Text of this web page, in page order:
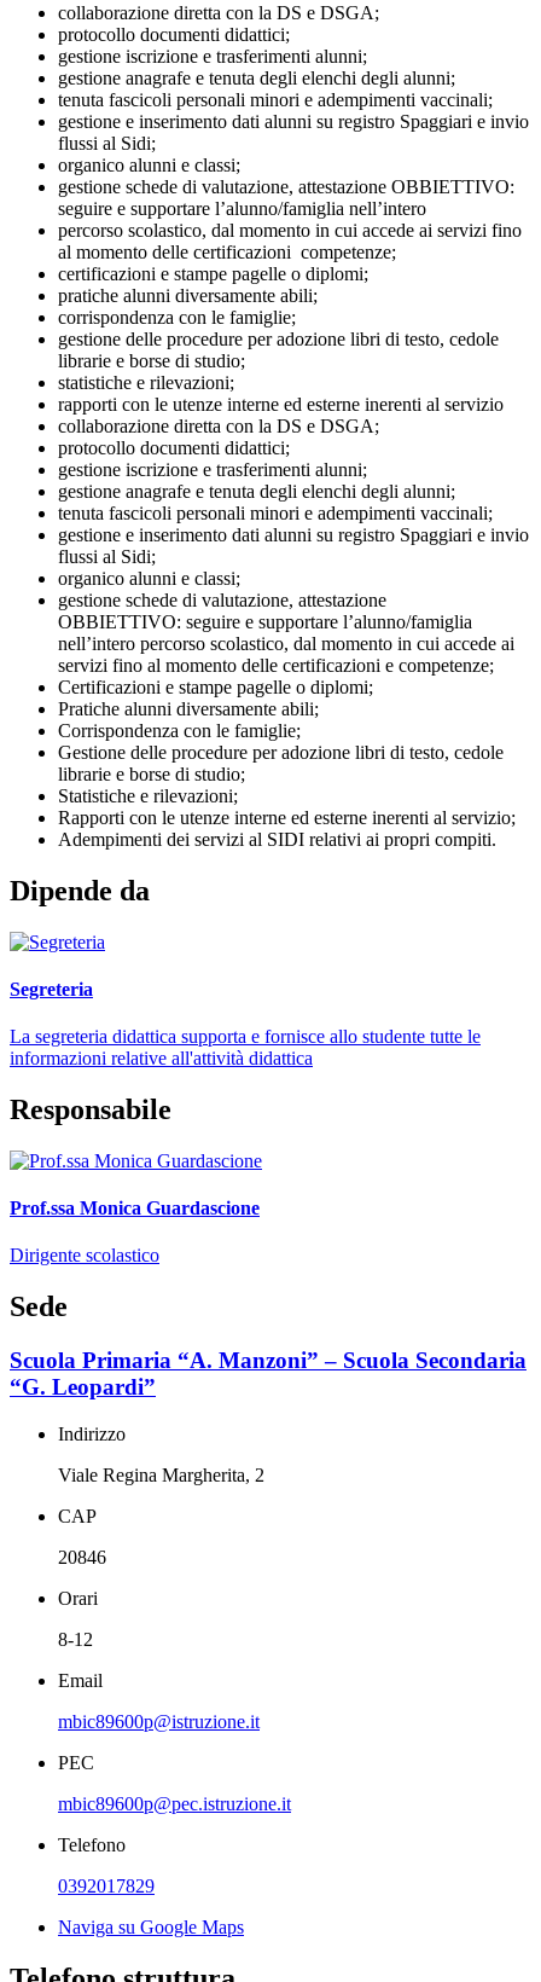
collaborazione diretta con la DS e DSGA;
protocollo documenti didattici;
gestione iscrizione e trasferimenti alunni;
gestione anagrafe e tenuta degli elenchi degli alunni;
tenuta fascicoli personali minori e adempimenti vaccinali;
gestione e inserimento dati alunni su registro Spaggiari e invio
flussi al Sidi;
organico alunni e classi;
gestione schede di valutazione, attestazione OBBIETTIVO:
seguire e supportare l’alunno/famiglia nell’intero
percorso scolastico, dal momento in cui accede ai servizi fino
al momento delle certificazioni competenze;
certificazioni e stampe pagelle o diplomi;
pratiche alunni diversamente abili;
corrispondenza con le famiglie;
gestione delle procedure per adozione libri di testo, cedole
librarie e borse di studio;
statistiche e rilevazioni;
rapporti con le utenze interne ed esterne inerenti al servizio
collaborazione diretta con la DS e DSGA;
protocollo documenti didattici;
gestione iscrizione e trasferimenti alunni;
gestione anagrafe e tenuta degli elenchi degli alunni;
tenuta fascicoli personali minori e adempimenti vaccinali;
gestione e inserimento dati alunni su registro Spaggiari e invio
flussi al Sidi;
organico alunni e classi;
gestione schede di valutazione, attestazione
OBBIETTIVO: seguire e supportare l’alunno/famiglia
nell’intero percorso scolastico, dal momento in cui accede ai
servizi fino al momento delle certificazioni e competenze;
Certificazioni e stampe pagelle o diplomi;
Pratiche alunni diversamente abili;
Corrispondenza con le famiglie;
Gestione delle procedure per adozione libri di testo, cedole
librarie e borse di studio;
Statistiche e rilevazioni;
Rapporti con le utenze interne ed esterne inerenti al servizio;
Adempimenti dei servizi al SIDI relativi ai propri compiti.
Dipende da
Segreteria
La segreteria didattica supporta e fornisce allo studente tutte le
informazioni relative all'attività didattica
Responsabile
Prof.ssa Monica Guardascione
Dirigente scolastico
Sede
Scuola Primaria “A. Manzoni” – Scuola Secondaria
“G. Leopardi”
Indirizzo
Viale Regina Margherita, 2
CAP
20846
Orari
8-12
Email
mbic89600p@istruzione.it
PEC
mbic89600p@pec.istruzione.it
Telefono
0392017829
Naviga su Google Maps